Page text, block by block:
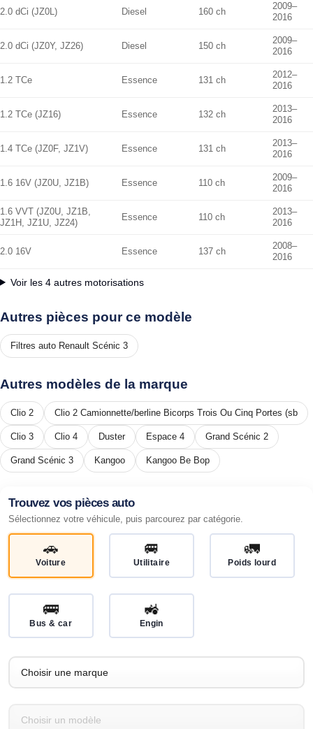
2.0 dCi (JZ0L) Diesel 160 ch
2009–
2016
2.0 dCi (JZ0Y, JZ26) Diesel 150 ch
2009–
2016
1.2 TCe Essence 131 ch
2012–
2016
1.2 TCe (JZ16) Essence 132 ch
2013–
2016
1.4 TCe (JZ0F, JZ1V) Essence 131 ch
2013–
2016
1.6 16V (JZ0U, JZ1B) Essence 110 ch
2009–
2016
1.6 VVT (JZ0U, JZ1B,
JZ1H, JZ1U, JZ24)
Essence 110 ch
2013–
2016
2.0 16V Essence 137 ch
2008–
2016
Voir les 4 autres motorisations
Autres pièces pour ce modèle
Filtres auto Renault Scénic 3
Autres modèles de la marque
Clio 2 Clio 2 Camionnette/berline Bicorps Trois Ou Cinq Portes (sb
Clio 3 Clio 4 Duster Espace 4 Grand Scénic 2
Grand Scénic 3 Kangoo Kangoo Be Bop
Trouvez vos pièces auto
Sélectionnez votre véhicule, puis parcourez par catégorie.
🚗
Voiture
🚐
Utilitaire
🚛
Poids lourd
🚌
Bus & car
🚜
Engin